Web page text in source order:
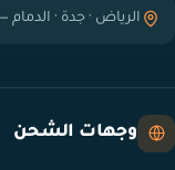
الرياض · جدة ·
وجهات الشحن